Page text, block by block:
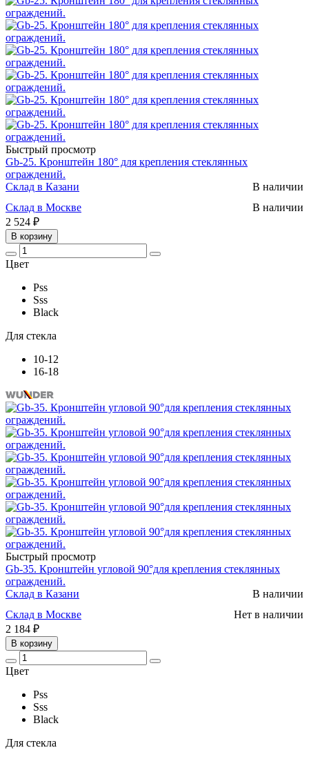
Быстрый просмотр
Gb-25. Кронштейн 180° для крепления стеклянных
ограждений.
Склад в Казани
В наличии
Склад в Москве
В наличии
2 524 ₽
В корзину
Цвет
Pss
Sss
Black
Для стекла
10-12
16-18
Быстрый просмотр
Gb-35. Кронштейн угловой 90°для крепления стеклянных
ограждений.
Склад в Казани
В наличии
Склад в Москве
Нет в наличии
2 184 ₽
В корзину
Цвет
Pss
Sss
Black
Для стекла